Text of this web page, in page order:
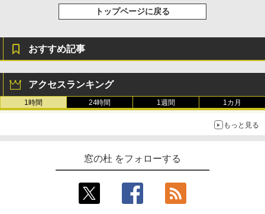
トップページに戻る
おすすめ記事
アクセスランキング
1時間 24時間 1週間 1カ月
もっと見る
窓の杜 をフォローする